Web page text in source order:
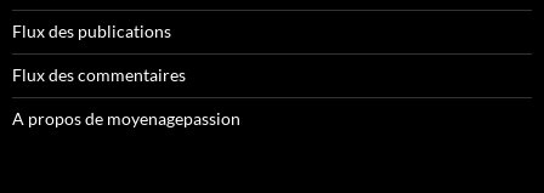
Flux des publications
Flux des commentaires
A propos de moyenagepassion